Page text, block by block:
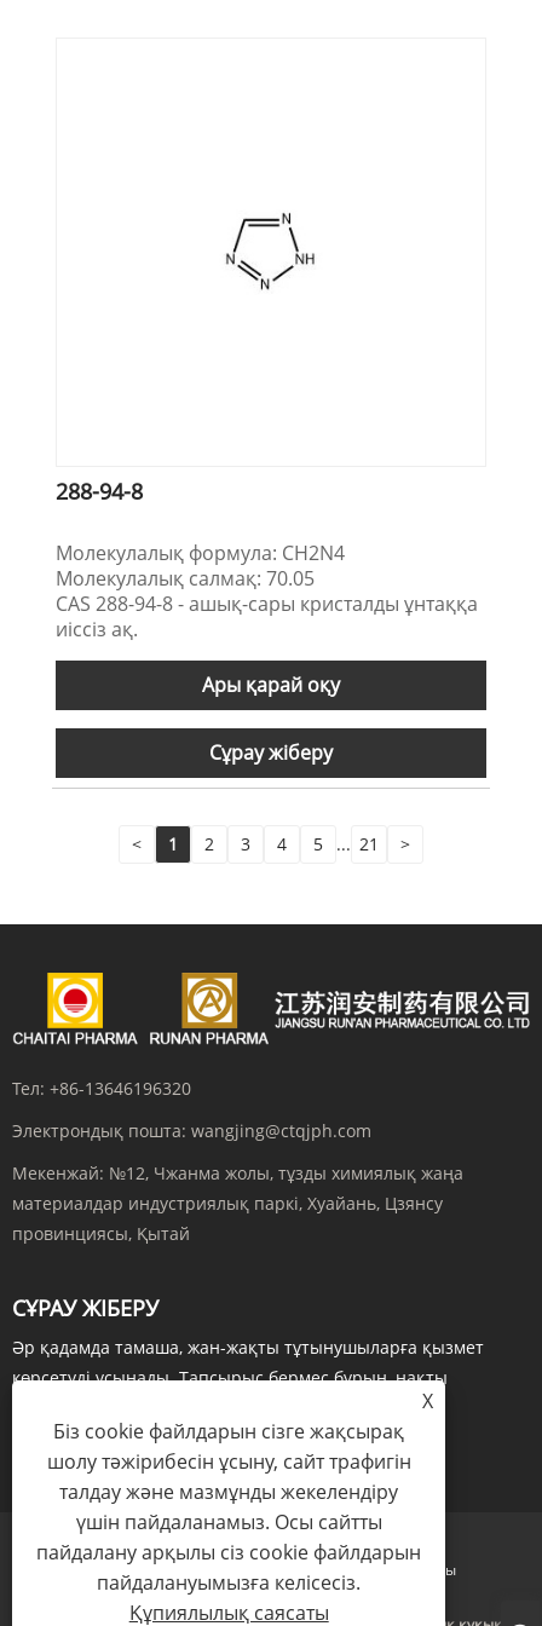
288-94-8
Молекулалық формула: CH2N4
Молекулалық салмақ: 70.05
CAS 288-94-8 - ашық-сары кристалды ұнтаққа
иіссіз ақ.
Ары қарай оқу
Сұрау жіберу
< 1 2 3 4 5 ... 21 >
Тел: +86-13646196320
Электрондық пошта: wangjing@ctqjph.com
Мекенжай: №12, Чжанма жолы, тұзды химиялық жаңа
материалдар индустриялық паркі, Хуайань, Цзянсу
провинциясы, Қытай
СҰРАУ ЖІБЕРУ
Әр қадамда тамаша, жан-жақты тұтынушыларға қызмет
көрсетуді ұсынады. Тапсырыс бермес бұрын, нақты
ҚАЗІР СҰРАУ
Links Sitemap Құпиялылық саясаты
X
Біз cookie файлдарын сізге жақсырақ
шолу тәжірибесін ұсыну, сайт трафигін
талдау және мазмұнды жекелендіру
үшін пайдаланамыз. Осы сайтты
пайдалану арқылы сіз cookie файлдарын
пайдалануымызға келісесіз.
Құпиялылық саясаты